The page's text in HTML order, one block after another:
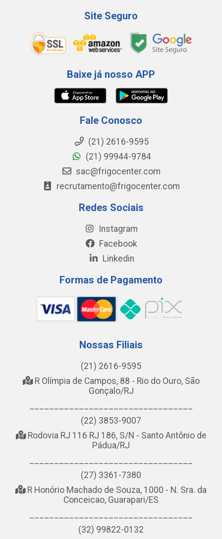
Site Seguro
Baixe já nosso APP
Fale Conosco
(21) 2616-9595
(21) 99944-9784
sac@frigocenter.com
recrutamento@frigocenter.com
Redes Sociais
Instagram
Facebook
Linkedin
Formas de Pagamento
Nossas Filiais
(21) 2616-9595
R Olímpia de Campos, 88 - Rio do Ouro, São
Gonçalo/RJ
(22) 3853-9007
Rodovia RJ 116 RJ 186, S/N - Santo Antônio de
Pádua/RJ
(27) 3361-7380
R Honório Machado de Souza, 1000 - N. Sra. da
Conceicao, Guarapari/ES
(32) 99822-0132